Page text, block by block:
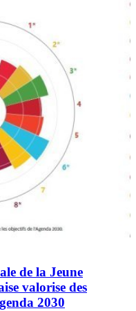
de la Jeune
valorise des
2030